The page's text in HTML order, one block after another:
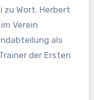
zu Wort. Herbert
Verein
als
der Ersten